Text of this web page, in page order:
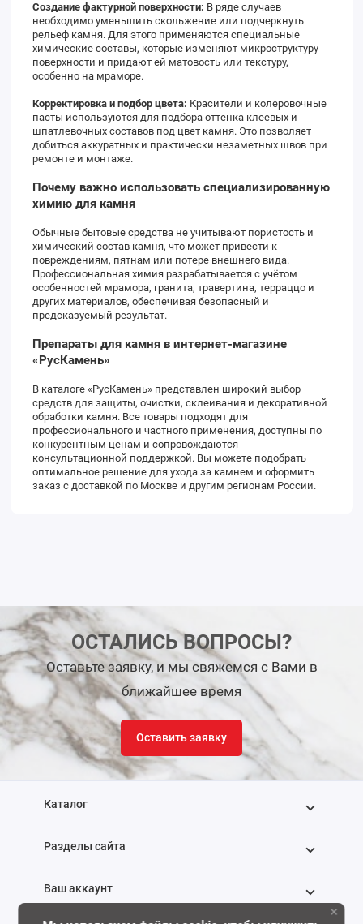
Создание фактурной поверхности: В ряде случаев
необходимо уменьшить скольжение или подчеркнуть
рельеф камня. Для этого применяются специальные
химические составы, которые изменяют микроструктуру
поверхности и придают ей матовость или текстуру,
особенно на мраморе.
Корректировка и подбор цвета: Красители и колеровочные
пасты используются для подбора оттенка клеевых и
шпатлевочных составов под цвет камня. Это позволяет
добиться аккуратных и практически незаметных швов при
ремонте и монтаже.
Почему важно использовать специализированную
химию для камня
Обычные бытовые средства не учитывают пористость и
химический состав камня, что может привести к
повреждениям, пятнам или потере внешнего вида.
Профессиональная химия разрабатывается с учётом
особенностей мрамора, гранита, травертина, терраццо и
других материалов, обеспечивая безопасный и
предсказуемый результат.
Препараты для камня в интернет-магазине
«РусКамень»
В каталоге «РусКамень» представлен широкий выбор
средств для защиты, очистки, склеивания и декоративной
обработки камня. Все товары подходят для
профессионального и частного применения, доступны по
конкурентным ценам и сопровождаются
консультационной поддержкой. Вы можете подобрать
оптимальное решение для ухода за камнем и оформить
заказ с доставкой по Москве и другим регионам России.
ОСТАЛИСЬ ВОПРОСЫ?
Оставьте заявку, и мы свяжемся с Вами в
ближайшее время
Оставить заявку
Каталог
Разделы сайта
Ваш аккаунт
×